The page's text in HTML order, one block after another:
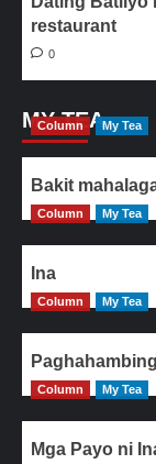
restaurant
0
MY TEA
Column My Tea
Bakit
Column My Tea
Ina
Column My Tea
Column My Tea
Mga Payo ni